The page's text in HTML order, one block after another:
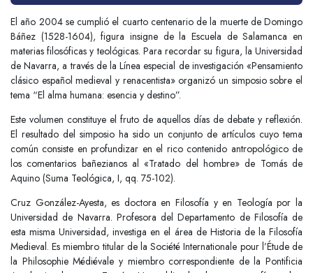
El año 2004 se cumplió el cuarto centenario de la muerte de Domingo
Báñez (1528-1604), figura insigne de la Escuela de Salamanca en
materias filosóficas y teológicas. Para recordar su figura, la Universidad
de Navarra, a través de la Línea especial de investigación «Pensamiento
clásico español medieval y renacentista» organizó un simposio sobre el
tema “El alma humana: esencia y destino”.
Este volumen constituye el fruto de aquellos días de debate y reflexión.
El resultado del simposio ha sido un conjunto de artículos cuyo tema
común consiste en profundizar en el rico contenido antropológico de
los comentarios bañezianos al «Tratado del hombre» de Tomás de
Aquino (Suma Teológica, I, qq. 75-102).
Cruz González-Ayesta, es doctora en Filosofía y en Teología por la
Universidad de Navarra. Profesora del Departamento de Filosofía de
esta misma Universidad, investiga en el área de Historia de la Filosofía
Medieval. Es miembro titular de la Société Internationale pour l’Étude de
la Philosophie Médiévale y miembro correspondiente de la Pontificia